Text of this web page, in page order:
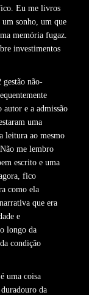
Eu me livros
um sonho, um que
memória fugaz.
investimentos
não-
autor e a admissão
uma
leitura ao mesmo
me lembro
escrito e uma
fico
como ela
que era
e
longo da
condição
uma coisa
da